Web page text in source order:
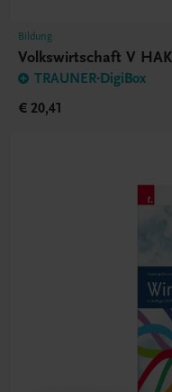
Bildung
Volkswirtschaft V HAK
TRAUNER-DigiBox
€ 20,41